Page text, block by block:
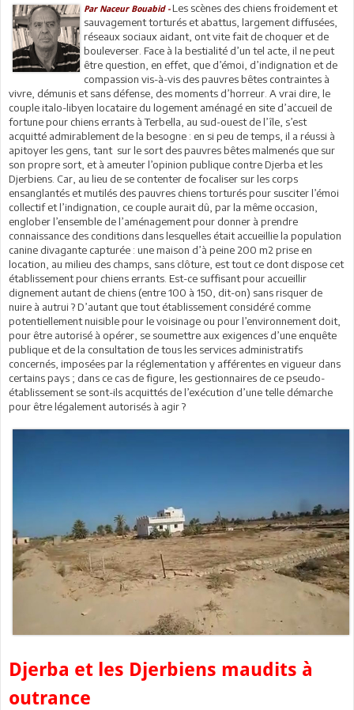
Par Naceur Bouabid -Les scènes des chiens froidement et
sauvagement torturés et abattus, largement diffusées,
réseaux sociaux aidant, ont vite fait de choquer et de
bouleverser. Face à la bestialité d’un tel acte, il ne peut
être question, en effet, que d’émoi, d’indignation et de
compassion vis-à-vis des pauvres bêtes contraintes à
vivre, démunis et sans défense, des moments d’horreur. A vrai dire, le
couple italo-libyen locataire du logement aménagé en site d’accueil de
fortune pour chiens errants à Terbella, au sud-ouest de l’île, s’est
acquitté admirablement de la besogne : en si peu de temps, il a réussi à
apitoyer les gens, tant sur le sort des pauvres bêtes malmenés que sur
son propre sort, et à ameuter l’opinion publique contre Djerba et les
Djerbiens. Car, au lieu de se contenter de focaliser sur les corps
ensanglantés et mutilés des pauvres chiens torturés pour susciter l’émoi
collectif et l’indignation, ce couple aurait dû, par la même occasion,
englober l’ensemble de l’aménagement pour donner à prendre
connaissance des conditions dans lesquelles était accueillie la population
canine divagante capturée : une maison d’à peine 200 m2 prise en
location, au milieu des champs, sans clôture, est tout ce dont dispose cet
établissement pour chiens errants. Est-ce suffisant pour accueillir
dignement autant de chiens (entre 100 à 150, dit-on) sans risquer de
nuire à autrui ? D’autant que tout établissement considéré comme
potentiellement nuisible pour le voisinage ou pour l’environnement doit,
pour être autorisé à opérer, se soumettre aux exigences d’une enquête
publique et de la consultation de tous les services administratifs
concernés, imposées par la réglementation y afférentes en vigueur dans
certains pays ; dans ce cas de figure, les gestionnaires de ce pseudo-
établissement se sont-ils acquittés de l’exécution d’une telle démarche
pour être légalement autorisés à agir ?
Djerba et les Djerbiens maudits à
outrance